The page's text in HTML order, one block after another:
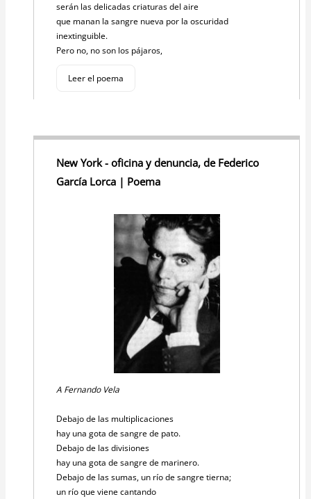
serán las delicadas criaturas del aire
que manan la sangre nueva por la oscuridad
inextinguible.
Pero no, no son los pájaros,
Leer el poema
New York - oficina y denuncia, de Federico
García Lorca | Poema
A Fernando Vela
Debajo de las multiplicaciones
hay una gota de sangre de pato.
Debajo de las divisiones
hay una gota de sangre de marinero.
Debajo de las sumas, un río de sangre tierna;
un río que viene cantando